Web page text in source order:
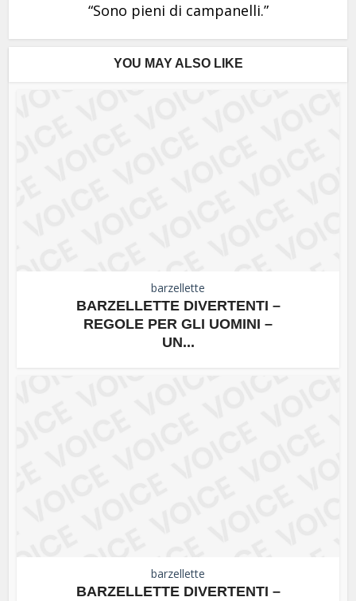
“Sono pieni di campanelli.”
YOU MAY ALSO LIKE
barzellette
BARZELLETTE DIVERTENTI –
REGOLE PER GLI UOMINI –
UN...
barzellette
BARZELLETTE DIVERTENTI –